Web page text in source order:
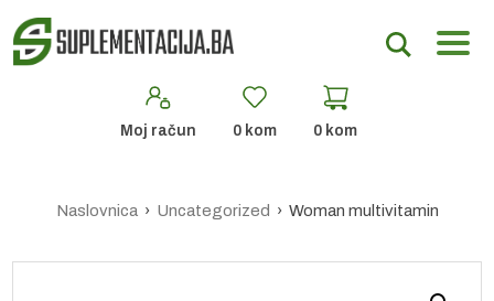
Moj račun 0 kom 0 kom
Naslovnica› Uncategorized › Woman multivitamin